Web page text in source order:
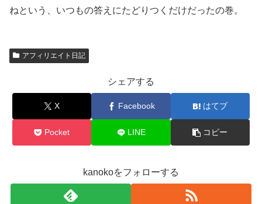
ねという、いつもの答えにたどりつくだけだったの巻。
アフィリエイト日記
シェアする
X Facebook はてブ
Pocket LINE コピー
kanokoをフォローする